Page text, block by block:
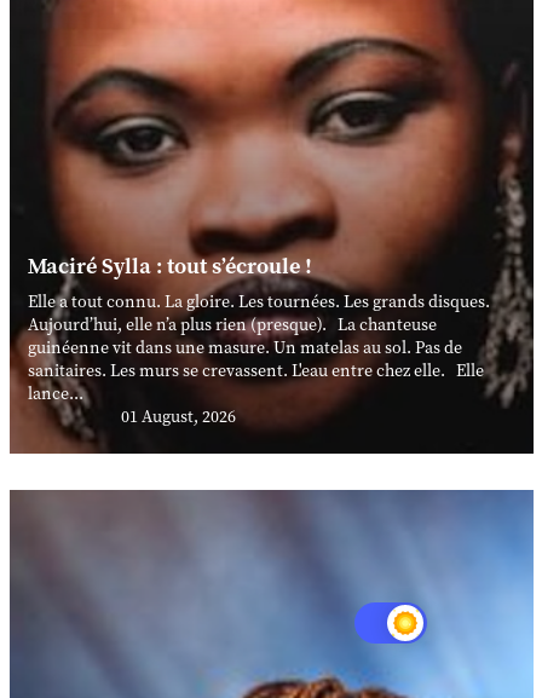
Maciré Sylla : tout s’écroule !
Elle a tout connu. La gloire. Les tournées. Les grands disques.
Aujourd’hui, elle n’a plus rien (presque). La chanteuse
guinéenne vit dans une masure. Un matelas au sol. Pas de
sanitaires. Les murs se crevassent. L'eau entre chez elle. Elle
lance...
01 August, 2026